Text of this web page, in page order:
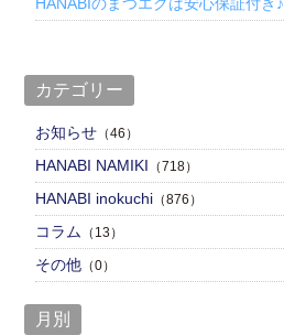
カテゴリー
お知らせ （46）
HANABI NAMIKI （718）
HANABI inokuchi （876）
コラム （13）
その他 （0）
月別